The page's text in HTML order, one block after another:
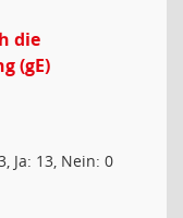
die
(gE)
Ja: 13, Nein: 0